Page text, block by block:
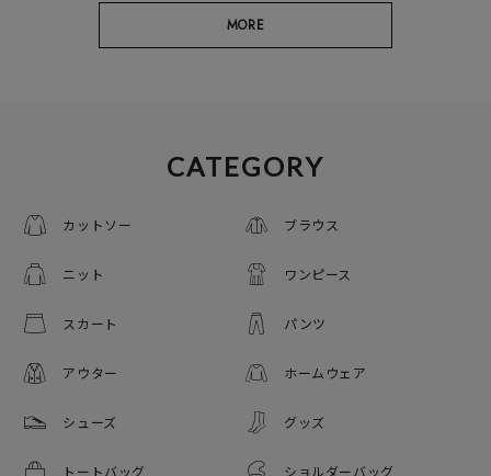
MORE
CATEGORY
カットソー ブラウス
ニット ワンピース
スカート パンツ
アウター ホームウェア
シューズ グッズ
トートバッグ ショルダーバッグ